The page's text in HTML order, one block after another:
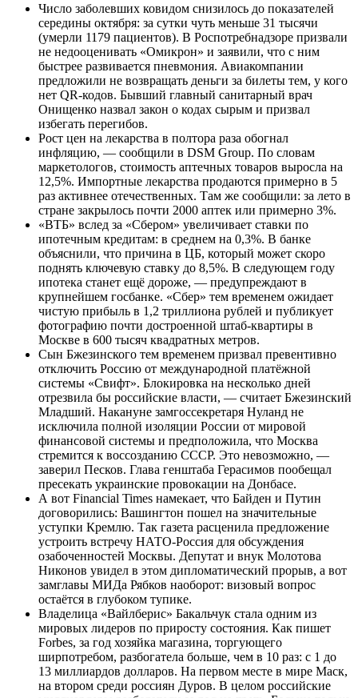
Число заболевших ковидом снизилось до показателей
середины октября: за сутки чуть меньше 31 тысячи
(умерли 1179 пациентов). В Роспотребнадзоре призвали
не недооценивать «Омикрон» и заявили, что с ним
быстрее развивается пневмония. Авиакомпании
предложили не возвращать деньги за билеты тем, у кого
нет QR-кодов. Бывший главный санитарный врач
Онищенко назвал закон о кодах сырым и призвал
избегать перегибов.
Рост цен на лекарства в полтора раза обогнал
инфляцию, — сообщили в DSM Group. По словам
маркетологов, стоимость аптечных товаров выросла на
12,5%. Импортные лекарства продаются примерно в 5
раз активнее отечественных. Там же сообщили: за лето в
стране закрылось почти 2000 аптек или примерно 3%.
«ВТБ» вслед за «Сбером» увеличивает ставки по
ипотечным кредитам: в среднем на 0,3%. В банке
объяснили, что причина в ЦБ, который может скоро
поднять ключевую ставку до 8,5%. В следующем году
ипотека станет ещё дороже, — предупреждают в
крупнейшем госбанке. «Сбер» тем временем ожидает
чистую прибыль в 1,2 триллиона рублей и публикует
фотографию почти достроенной штаб-квартиры в
Москве в 600 тысяч квадратных метров.
Сын Бжезинского тем временем призвал превентивно
отключить Россию от международной платёжной
системы «Свифт». Блокировка на несколько дней
отрезвила бы российские власти, — считает Бжезинский
Младший. Накануне замгоссекретаря Нуланд не
исключила полной изоляции России от мировой
финансовой системы и предположила, что Москва
стремится к воссозданию СССР. Это невозможно, —
заверил Песков. Глава генштаба Герасимов пообещал
пресекать украинские провокации на Донбасе.
А вот Financial Times намекает, что Байден и Путин
договорились: Вашингтон пошел на значительные
уступки Кремлю. Так газета расценила предложение
устроить встречу НАТО-Россия для обсуждения
озабоченностей Москвы. Депутат и внук Молотова
Никонов увидел в этом дипломатический прорыв, а вот
замглавы МИДа Рябков наоборот: визовый вопрос
остаётся в глубоком тупике.
Владелица «Вайлберис» Бакальчук стала одним из
мировых лидеров по приросту состояния. Как пишет
Forbes, за год хозяйка магазина, торгующего
ширпотребом, разбогатела больше, чем в 10 раз: с 1 до
13 миллиардов долларов. На первом месте в мире Маск,
на втором среди россиян Дуров. В целом российские